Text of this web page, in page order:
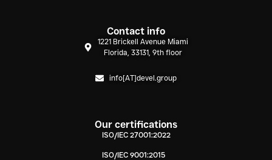
Contact info
1221 Brickell Avenue Miami
Florida, 33131, 9th floor
info[AT]devel.group
Our certifications
ISO/IEC 27001:2022
ISO/IEC 9001:2015